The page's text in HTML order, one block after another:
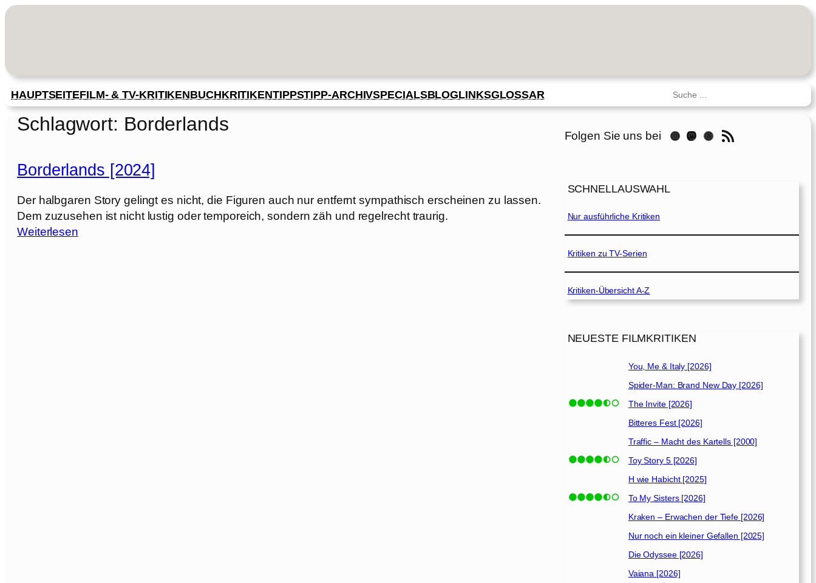
Zum
HAUPTSEITEFILM- & TV-KRITIKENBUCHKRITIKENTIPPSTIPP-ARCHIVSPECIALSBLOGLINKSGLOSSAR Suchen
Schlagwort: Borderlands
Borderlands [2024]
Der halbgaren Story gelingt es nicht, die Figuren auch nur entfernt sympathisch erscheinen zu lassen.
Dem zuzusehen ist nicht lustig oder temporeich, sondern zäh und regelrecht traurig.
Weiterlesen:
Folgen Sie uns bei Instagram Mastodon Threads RSS-Feed
SCHNELLAUSWAHL
Nur ausführliche Kritiken
Kritiken zu TV-Serien
Kritiken-Übersicht A-Z
NEUESTE FILMKRITIKEN
You, Me & Italy [2026]
Spider-Man: Brand New Day [2026]
The Invite [2026]
Bitteres Fest [2026]
Traffic – Macht des Kartells [2000]
Toy Story 5 [2026]
H wie Habicht [2025]
To My Sisters [2026]
Kraken – Erwachen der Tiefe [2026]
Nur noch ein kleiner Gefallen [2025]
Die Odyssee [2026]
Vaiana [2026]